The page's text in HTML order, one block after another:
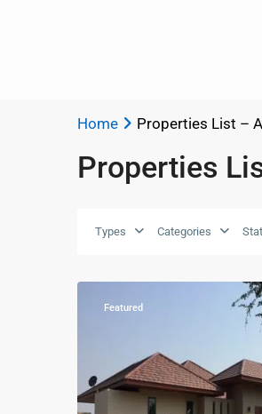
Home Properties List –
Properties
Types Categories
Khao
ปากน้ำ
ปราณ
Featured